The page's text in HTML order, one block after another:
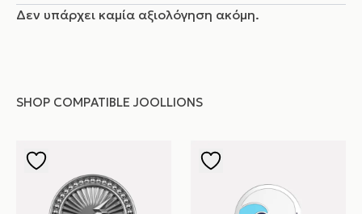
Δεν υπάρχει καμία αξιολόγηση ακόμη.
SHOP COMPATIBLE JOOLLIONS